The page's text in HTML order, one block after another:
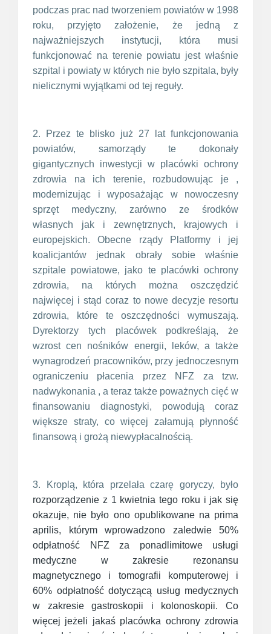
podczas prac nad tworzeniem powiatów w 1998
roku, przyjęto założenie, że jedną z
najważniejszych instytucji, która musi
funkcjonować na terenie powiatu jest właśnie
szpital i powiaty w których nie było szpitala, były
nielicznymi wyjątkami od tej reguły.
2. Przez te blisko już 27 lat funkcjonowania
powiatów, samorządy te dokonały
gigantycznych inwestycji w placówki ochrony
zdrowia na ich terenie, rozbudowując je ,
modernizując i wyposażając w nowoczesny
sprzęt medyczny, zarówno ze środków
własnych jak i zewnętrznych, krajowych i
europejskich. Obecne rządy Platformy i jej
koalicjantów jednak obrały sobie właśnie
szpitale powiatowe, jako te placówki ochrony
zdrowia, na których można oszczędzić
najwięcej i stąd coraz to nowe decyzje resortu
zdrowia, które te oszczędności wymuszają.
Dyrektorzy tych placówek podkreślają, że
wzrost cen nośników energii, leków, a także
wynagrodzeń pracowników, przy jednoczesnym
ograniczeniu płacenia przez NFZ za tzw.
nadwykonania , a teraz także poważnych cięć w
finansowaniu diagnostyki, powodują coraz
większe straty, co więcej załamują płynność
finansową i grożą niewypłacalnością.
3. Kroplą, która przelała czarę goryczy, było
rozporządzenie z 1 kwietnia tego roku i jak się
okazuje, nie było ono opublikowane na prima
aprilis, którym wprowadzono zaledwie 50%
odpłatność NFZ za ponadlimitowe usługi
medyczne w zakresie rezonansu
magnetycznego i tomografii komputerowej i
60% odpłatność dotyczącą usług medycznych
w zakresie gastroskopii i kolonoskopii. Co
więcej jeżeli jakaś placówka ochrony zdrowia